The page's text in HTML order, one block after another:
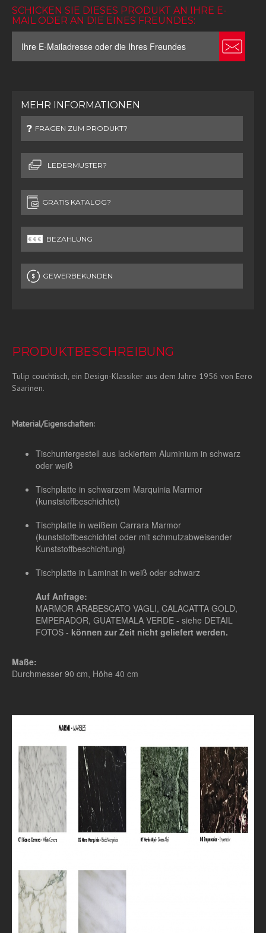
SCHICKEN SIE DIESES PRODUKT AN IHRE E-
MAIL ODER AN DIE EINES FREUNDES:
MEHR INFORMATIONEN
FRAGEN ZUM PRODUKT?
LEDERMUSTER?
GRATIS KATALOG?
BEZAHLUNG
GEWERBEKUNDEN
PRODUKTBESCHREIBUNG
Tulip couchtisch, ein Design-Klassiker aus dem Jahre 1956 von Eero
Saarinen.
Material/Eigenschaften:
Tischuntergestell aus lackiertem Aluminium in schwarz
oder weiß
Tischplatte in schwarzem Marquinia Marmor
(kunststoffbeschichtet)
Tischplatte in weißem Carrara Marmor
(kunststoffbeschichtet oder mit schmutzabweisender
Kunststoffbeschichtung)
Tischplatte in Laminat in weiß oder schwarz
Auf Anfrage:
MARMOR ARABESCATO VAGLI, CALACATTA GOLD,
EMPERADOR, GUATEMALA VERDE - siehe DETAIL
FOTOS - können zur Zeit nicht geliefert werden.
Maße:
Durchmesser 90 cm, Höhe 40 cm